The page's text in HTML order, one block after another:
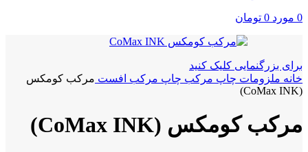
0 مورد 0 تومان
برای بزرگنمایی کلیک کنید
خانه ملزومات چاپ مرکب چاپ مرکب افست مرکب کومکس
(CoMax INK)
مرکب کومکس (CoMax INK)